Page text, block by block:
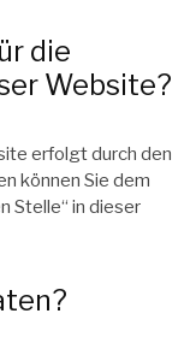
die
Website?
erfolgt durch den
können Sie dem
Stelle“ in dieser